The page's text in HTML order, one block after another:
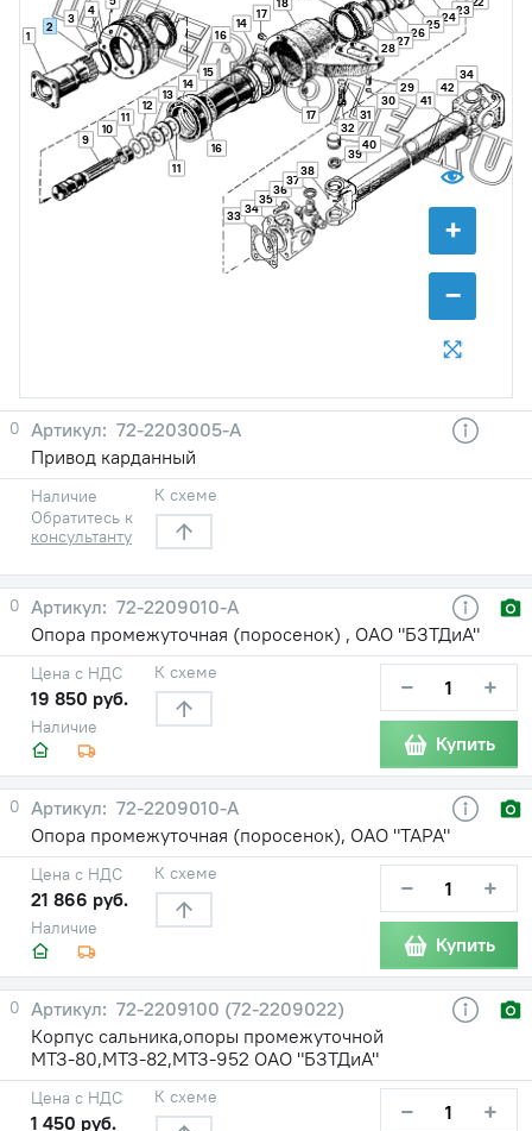
+
−
1
2
3
4
9
10
11
11
12
13
14
14
15
16
16
17
17
23
24
25
26
27
28
29
30
31
32
33 34
34
35
36
37
38
39
40
41
42
0
72-2203005-А
Привод карданный
Наличие
Обратитесь к
консультанту
К схеме
0
72-2209010-А
Опора промежуточная (поросенок) , ОАО "БЗТДиА"
Наличие
Цена с НДС
19 850 руб.
К схеме − +
Купить
0
72-2209010-А
Опора промежуточная (поросенок), ОАО "ТАРА"
Наличие
Цена с НДС
21 866 руб.
К схеме − +
Купить
0
72-2209100 (72-2209022)
Корпус сальника,опоры промежуточной
МТЗ-80,МТЗ-82,МТЗ-952 ОАО "БЗТДиА"
Цена с НДС
1 450 руб.
К схеме − +